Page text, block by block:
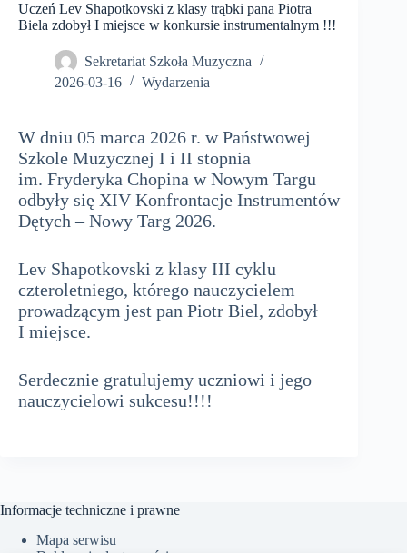
Uczeń Lev Shapotkovski z klasy trąbki pana Piotra
Biela zdobył I miejsce w konkursie instrumentalnym !!!
Sekretariat Szkoła Muzyczna
2026-03-16
Wydarzenia
W dniu 05 marca 2026 r. w Państwowej
Szkole Muzycznej I i II stopnia
im. Fryderyka Chopina w Nowym Targu
odbyły się XIV Konfrontacje Instrumentów
Dętych – Nowy Targ 2026.
Lev Shapotkovski z klasy III cyklu
czteroletniego, którego nauczycielem
prowadzącym jest pan Piotr Biel, zdobył
I miejsce.
Serdecznie gratulujemy uczniowi i jego
nauczycielowi sukcesu!!!!
Informacje techniczne i prawne
Mapa serwisu